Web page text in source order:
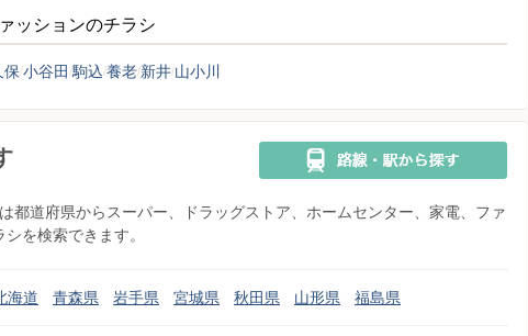
ッションのチラシ
保 小谷田 駒込 養老 新井 山小川
都道府県からスーパー、ドラッグストア、ホームセンター、家電、ファ
を検索できます。
海道 青森県 岩手県 宮城県 秋田県 山形県 福島県